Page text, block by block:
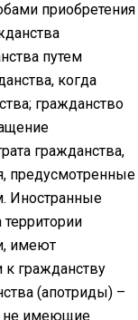
приобретения
путем
когда
гражданство
гражданства,
предусмотренные
Иностранные
имеют
к гражданству
(апотриды) –
не имеющие